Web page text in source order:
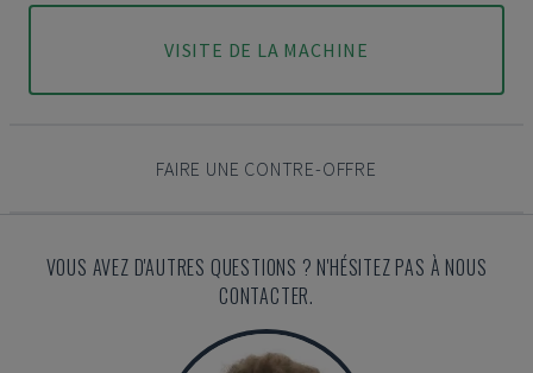
VISITE DE LA MACHINE
FAIRE UNE CONTRE-OFFRE
VOUS AVEZ D'AUTRES QUESTIONS ? N'HÉSITEZ PAS À NOUS
CONTACTER.